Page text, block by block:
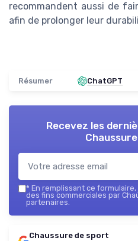
recommandent aussi de
afin de prolonger leur
Résumer ChatGPT
Recevez les
* En remplissant ce formulaire,
des fins commerciales par
partenaires.
Chaussure de sport